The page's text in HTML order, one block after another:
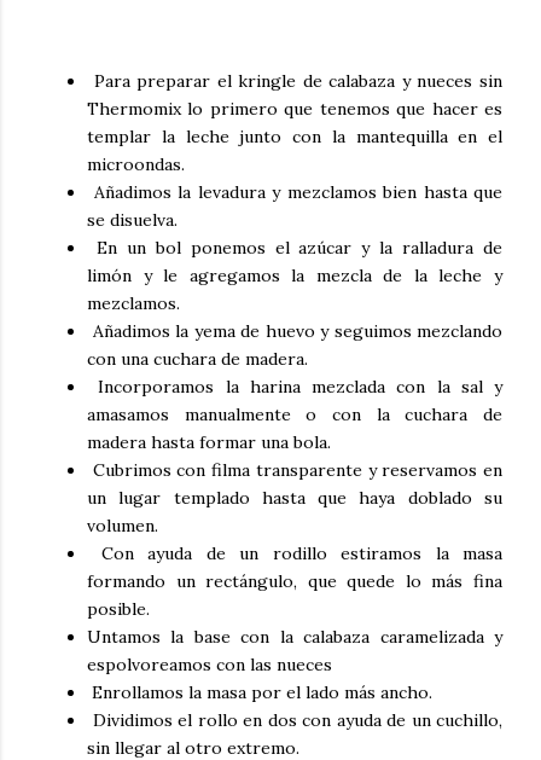
Para preparar elkringle de calabaza y nueces sin
Thermomix lo primero que tenemos que hacer es
templar la leche junto con la mantequilla en el
microondas.
Añadimos la levadura y mezclamos bien hasta que
se disuelva.
En un bol ponemos el azúcar y la ralladura de
limón y le agregamos la mezcla de la leche y
mezclamos.
Añadimos la yema de huevo y seguimos mezclando
con una cuchara de madera.
Incorporamos la harina mezclada con la sal y
amasamos manualmente o con la cuchara de
madera hasta formar una bola.
Cubrimos con filma transparente y reservamos en
un lugar templado hasta que haya doblado su
volumen.
Con ayuda de un rodillo estiramos la masa
formando un rectángulo, que quede lo más fina
posible.
Untamos la base con lacalabaza caramelizaday
espolvoreamos con las nueces
Enrollamos la masa por el lado más ancho.
Dividimos el rollo en dos con ayuda de un cuchillo,
sin llegar al otro extremo.